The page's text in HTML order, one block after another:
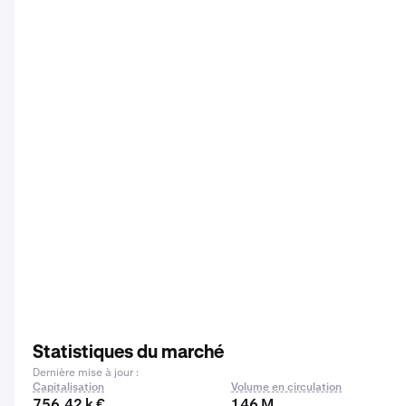
Statistiques du marché
Dernière mise à jour :
Capitalisation
Volume en circulation